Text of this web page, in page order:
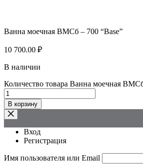
Ванна моечная ВМСб – 700 “Base”
10 700.00 ₽
В наличии
Количество товара Ванна моечная
В корзину
Вход
Регистрация
Имя пользователя или Email